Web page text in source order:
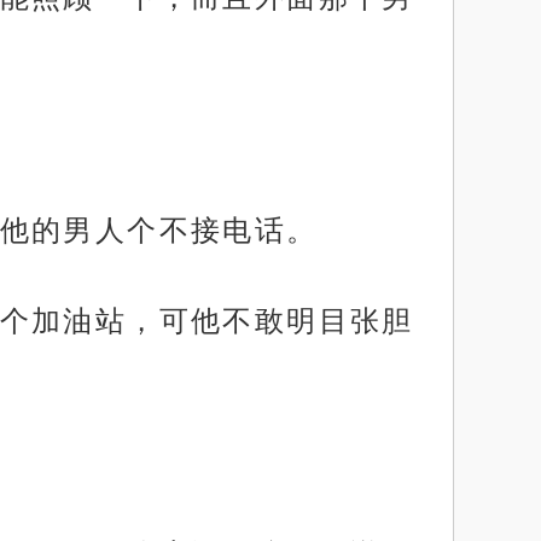
的男人个不接电话。
加油站，可他不敢明目张胆